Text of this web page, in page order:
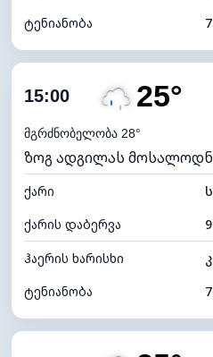
ტენიანობა
ღრუბლიანობა
ნამის წერტილი
ხილვადობა
განათების ინდექსი
ღრუბლის სიმაღლე
15:00 25°
მგრძნობელობა 28°
ზოგ ადგილას
ქარი
ქარის დაბერვა
ჰაერის ხარისხი
ტენიანობა